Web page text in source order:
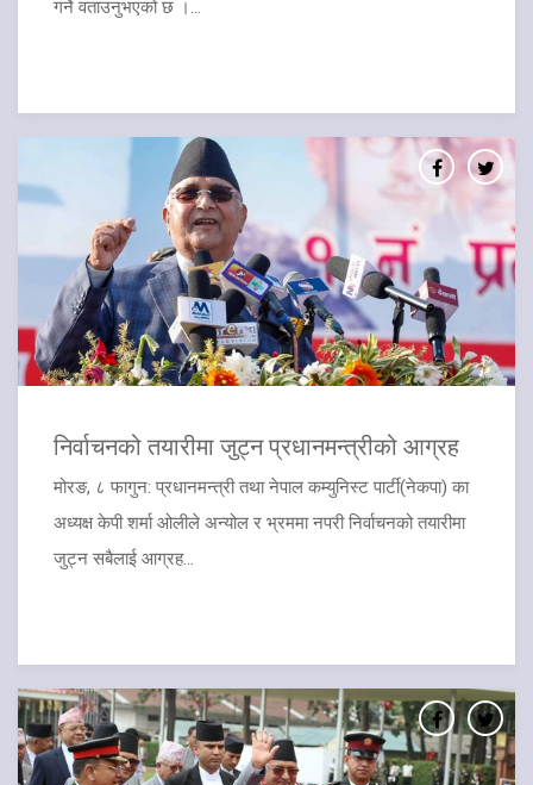
गर्ने वताउनुभएको छ ।...
​निर्वाचनको तयारीमा जुट्न प्रधानमन्त्रीको आग्रह
मोरङ, ८ फागुन: प्रधानमन्त्री तथा नेपाल कम्युनिस्ट पार्टी(नेकपा) का
अध्यक्ष केपी शर्मा ओलीले अन्योल र भ्रममा नपरी निर्वाचनको तयारीमा
जुट्न सबैलाई आग्रह...